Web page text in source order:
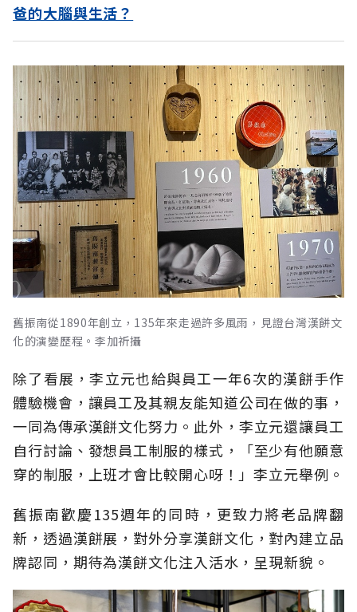
爸的大腦與生活？
舊振南從1890年創立，135年來走過許多風雨，見證台灣漢餅文
化的演變歷程。李加祈攝
除了看展，李立元也給與員工一年6次的漢餅手作
體驗機會，讓員工及其親友能知道公司在做的事，
一同為傳承漢餅文化努力。此外，李立元還讓員工
自行討論、發想員工制服的樣式，「至少有他願意
穿的制服，上班才會比較開心呀！」李立元舉例。
舊振南歡慶135週年的同時，更致力將老品牌翻
新，透過漢餅展，對外分享漢餅文化，對內建立品
牌認同，期待為漢餅文化注入活水，呈現新貌。